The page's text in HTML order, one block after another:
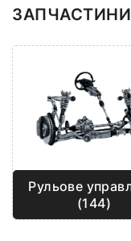
ЗАПЧАСТИНИ
Рульове
(144)